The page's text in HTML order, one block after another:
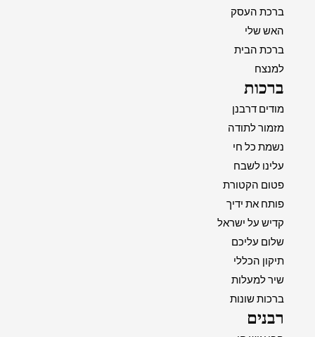
ברכת העסק
האש שלי
ברכת הבית
למנצח
ברכות
מודים דרבנן
מזמור לתודה
נשמת כל חי
עלינו לשבח
פטום הקטורת
פותח את ידיך
קדיש על ישראל
שלום עליכם
תיקון הכללי
שיר למעלות
ברכות שונות
רבנים